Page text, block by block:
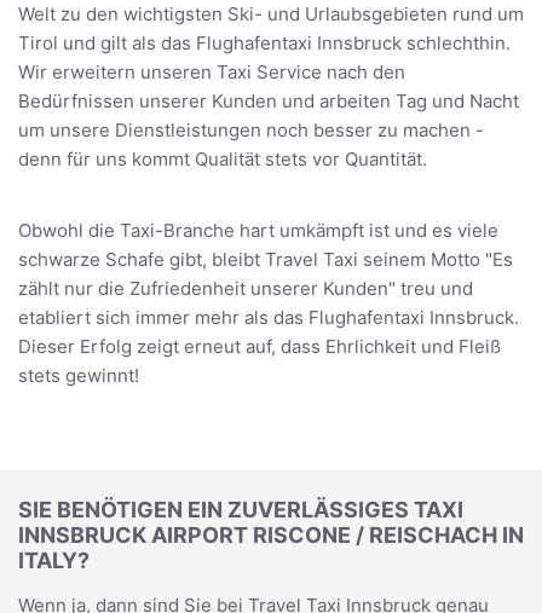
Welt zu den wichtigsten Ski- und Urlaubsgebieten rund um
Tirol und gilt als das Flughafentaxi Innsbruck schlechthin.
Wir erweitern unseren Taxi Service nach den
Bedürfnissen unserer Kunden und arbeiten Tag und Nacht
um unsere Dienstleistungen noch besser zu machen -
denn für uns kommt Qualität stets vor Quantität.
Obwohl die Taxi-Branche hart umkämpft ist und es viele
schwarze Schafe gibt, bleibt Travel Taxi seinem Motto "Es
zählt nur die Zufriedenheit unserer Kunden" treu und
etabliert sich immer mehr als das Flughafentaxi Innsbruck.
Dieser Erfolg zeigt erneut auf, dass Ehrlichkeit und Fleiß
stets gewinnt!
SIE BENÖTIGEN EIN ZUVERLÄSSIGES TAXI
INNSBRUCK AIRPORT RISCONE / REISCHACH IN
ITALY?
Wenn ja, dann sind Sie bei Travel Taxi Innsbruck genau